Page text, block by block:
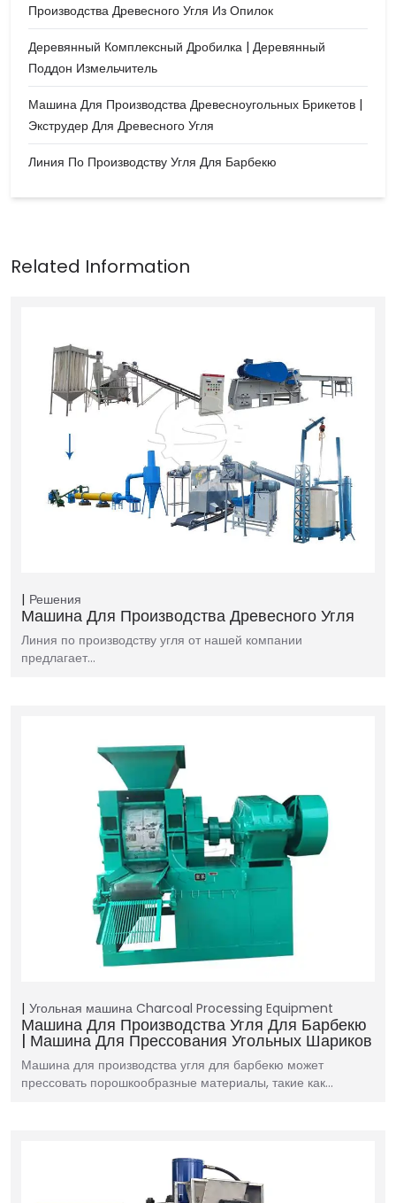
Производства Древесного Угля Из Опилок
Деревянный Комплексный Дробилка | Деревянный
Поддон Измельчитель
Машина Для Производства Древесноугольных Брикетов |
Экструдер Для Древесного Угля
Линия По Производству Угля Для Барбекю
Решения
Машина Для Производства Древесного Угля
Линия по производству угля от нашей компании
предлагает…
Угольная машина Charcoal Processing Equipment
Машина Для Производства Угля Для Барбекю
| Машина Для Прессования Угольных Шариков
Машина для производства угля для барбекю может
прессовать порошкообразные материалы, такие как…